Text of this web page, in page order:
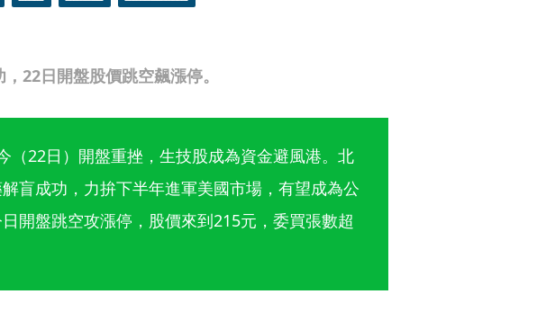
22日開盤股價跳空飆漲停。
（22日）開盤重挫，生技股成為資金避風港。北
盲成功，力拚下半年進軍美國市場，有望成為公
開盤跳空攻漲停，股價來到215元，委買張數超